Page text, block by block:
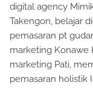
digital agency
Takengon, belajar
pemasaran pt
marketing Konawe
marketing Pati,
pemasaran holistik